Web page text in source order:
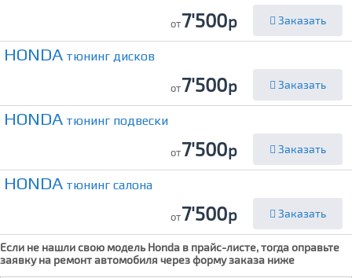
от7'500р Заказать
HONDA тюнинг дисков
от7'500р Заказать
HONDA тюнинг подвески
от7'500р Заказать
HONDA тюнинг салона
от7'500р Заказать
Если не нашли свою модельHonda в прайс-листе, тогда оправьте
заявку на ремонт автомобиля через форму заказа ниже